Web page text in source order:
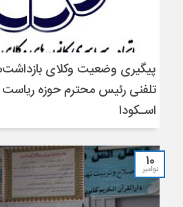
پیگیری وضعیت وکلای
تلفنی رئیس محترم حوزه ریاست
اسـکودا
10
نوامبر